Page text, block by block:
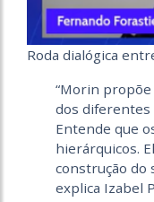
Roda dialógica
“Morin
dos
Entende que
hierárquicos.
construção do
explica Izabel